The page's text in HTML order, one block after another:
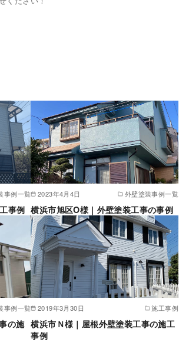
事例一覧
事例
2023年4月4日 外壁塗装事例一覧
横浜市旭区O様｜外壁塗装工事の事例
事例一覧
の施
2019年3月30日 施工事例
横浜市Ｎ様｜屋根外壁塗装工事の施工
事例